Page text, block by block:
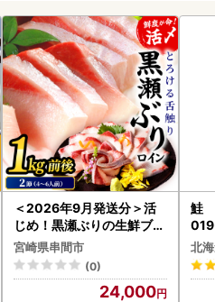
＜2026年9月発送分＞活
じめ！黒瀬ぶりの生鮮ブリ
ロイン2節（1.0kg前後）_
K001-012-2609
宮崎県串間市
(0)
24,000
鮭
北